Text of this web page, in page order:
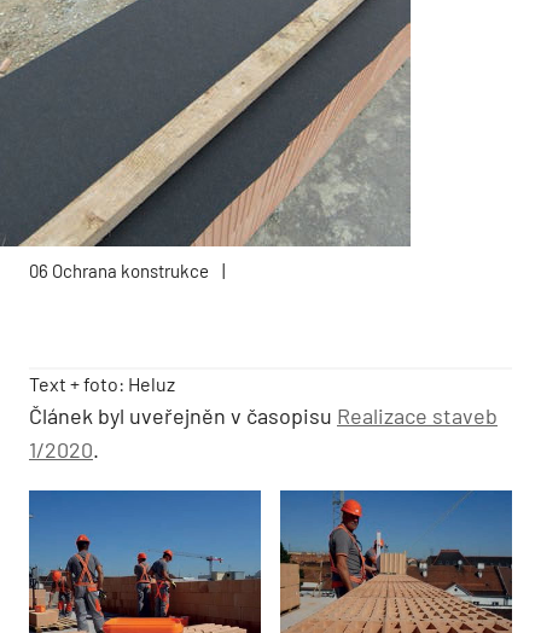
06 Ochrana konstrukce |
Text + foto: Heluz
Článek byl uveřejněn v časopisu Realizace staveb
1/2020.